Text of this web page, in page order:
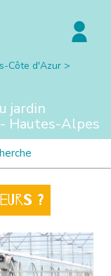
Côte d'Azur >
jardin
Hautes-Alpes
?